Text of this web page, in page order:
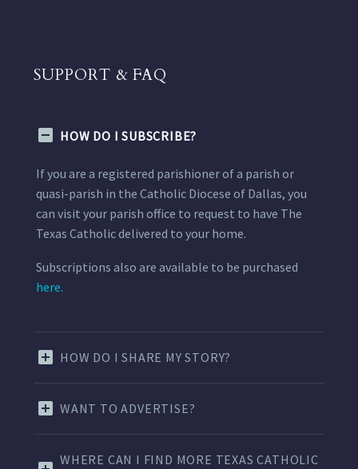
SUPPORT & FAQ
HOW DO I SUBSCRIBE?
If you are a registered parishioner of a parish or
quasi-parish in the Catholic Diocese of Dallas, you
can visit your parish office to request to have The
Texas Catholic delivered to your home.
Subscriptions also are available to be purchased
here.
HOW DO I SHARE MY STORY?
WANT TO ADVERTISE?
WHERE CAN I FIND MORE TEXAS CATHOLIC